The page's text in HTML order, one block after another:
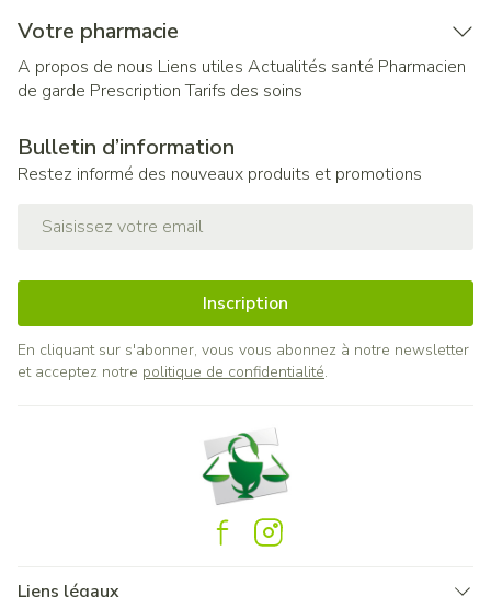
Votre pharmacie
A propos de nous Liens utiles Actualités santé Pharmacien
de garde Prescription Tarifs des soins
Bulletin d’information
Restez informé des nouveaux produits et promotions
Inscription
En cliquant sur s'abonner, vous vous abonnez à notre newsletter
et acceptez notre politique de confidentialité.
Liens légaux